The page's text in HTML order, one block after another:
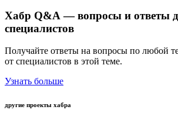
Хабр Q&A — вопросы и ответы
специалистов
Получайте ответы на вопросы по любой
от специалистов в этой теме.
Узнать больше
другие проекты хабра